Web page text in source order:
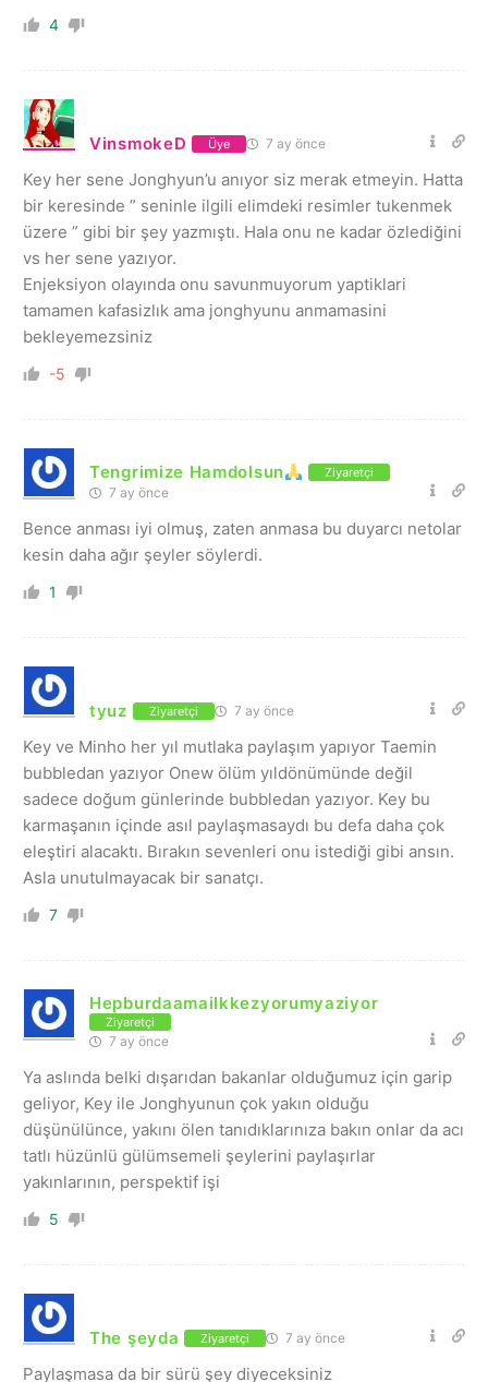
4
VinsmokeD Üye 7 ay önce
Key her sene Jonghyun’u anıyor siz merak etmeyin. Hatta
bir keresinde ” seninle ilgili elimdeki resimler tukenmek
üzere ” gibi bir şey yazmıştı. Hala onu ne kadar özlediğini
vs her sene yazıyor.
Enjeksiyon olayında onu savunmuyorum yaptiklari
tamamen kafasizlık ama jonghyunu anmamasini
bekleyemezsiniz
-5
Tengrimize Hamdolsun Ziyaretçi
7 ay önce
Bence anması iyi olmuş, zaten anmasa bu duyarcı netolar
kesin daha ağır şeyler söylerdi.
1
tyuz Ziyaretçi 7 ay önce
Key ve Minho her yıl mutlaka paylaşım yapıyor Taemin
bubbledan yazıyor Onew ölüm yıldönümünde değil
sadece doğum günlerinde bubbledan yazıyor. Key bu
karmaşanın içinde asıl paylaşmasaydı bu defa daha çok
eleştiri alacaktı. Bırakın sevenleri onu istediği gibi ansın.
Asla unutulmayacak bir sanatçı.
7
Hepburdaamailkkezyorumyaziyor
Ziyaretçi
7 ay önce
Ya aslında belki dışarıdan bakanlar olduğumuz için garip
geliyor, Key ile Jonghyunun çok yakın olduğu
düşünülünce, yakını ölen tanıdıklarınıza bakın onlar da acı
tatlı hüzünlü gülümsemeli şeylerini paylaşırlar
yakınlarının, perspektif işi
5
The şeyda Ziyaretçi 7 ay önce
Paylaşmasa da bir sürü şey diyeceksiniz